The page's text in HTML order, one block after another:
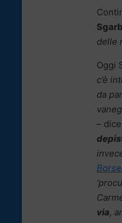
delle
Oggi
c’è
da
– dice
via,